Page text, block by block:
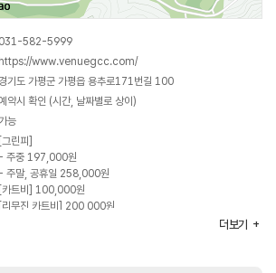
031-582-5999
https://www.venuegcc.com/
기도 가평군 가평읍 용추로171번길 100
약시 확인 (시간, 날짜별로 상이)
능
[그린피]
- 주중 197,000원
- 주말, 공휴일 258,000원
[카트비] 100,000원
[리무진 카트비] 200,000원
더보기